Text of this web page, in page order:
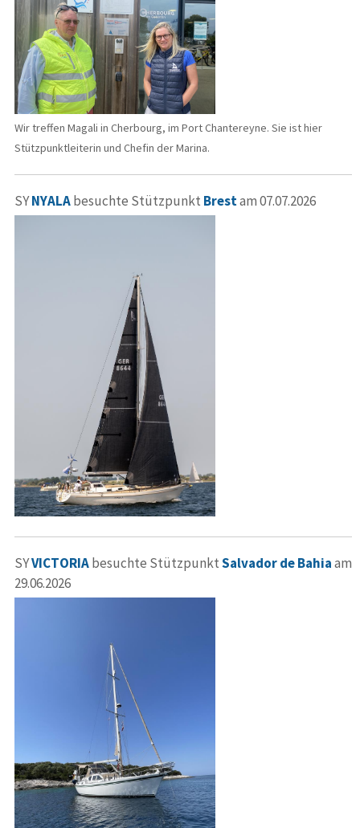
Wir treffen Magali in Cherbourg, im Port Chantereyne. Sie ist hier
Stützpunktleiterin und Chefin der Marina.
SYNYALAbesuchte Stützpunkt Brestam 07.07.2026
SYVICTORIAbesuchte StützpunktSalvador de Bahiaam
29.06.2026